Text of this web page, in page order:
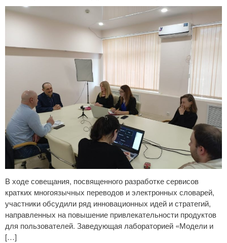
В ходе совещания, посвященного разработке сервисов
кратких многоязычных переводов и электронных словарей,
участники обсудили ряд инновационных идей и стратегий,
направленных на повышение привлекательности продуктов
для пользователей. Заведующая лабораторией «Модели и
[…]